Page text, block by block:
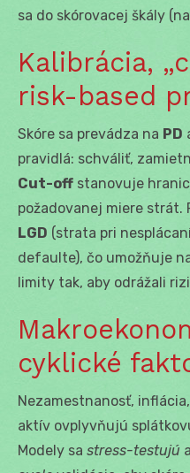
sa do skórovacej škály
Kalibrácia,
risk-based
Skóre sa prevádza na PD
pravidlá: schváliť,
Cut-off stanovuje
požadovanej miere strát.
LGD (strata pri
defaulte), čo umožňuje
limity tak, aby odrážali
cyklické
Nezamestnanosť,
aktív ovplyvňujú
Modely sa stress-testujú